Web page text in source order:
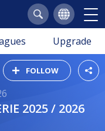
Upgrade
FOLLOW
2025 / 2026